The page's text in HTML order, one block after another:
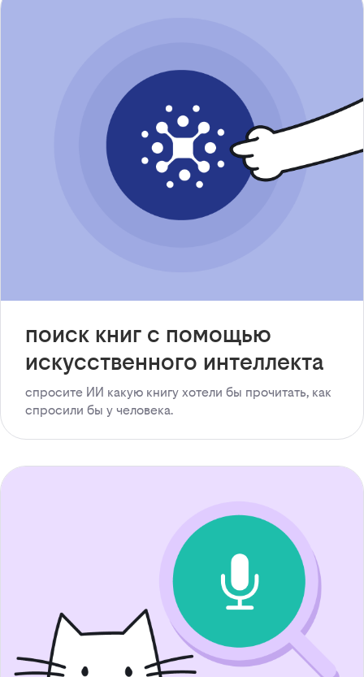
поиск книг с помощью
искусственного интеллекта
спросите ИИ какую книгу хотели бы прочитать, как
спросили бы у человека.